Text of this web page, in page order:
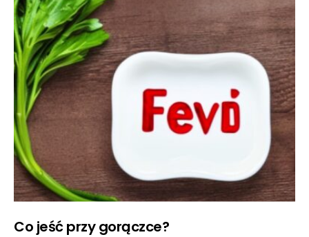
Co jeść przy gorączce?